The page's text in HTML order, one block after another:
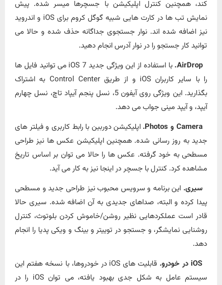
کند، همچنین کنترل اپلیکیشن با جسچرها میسر شده. پیش
نمایش تب ها در کارت هایی شبیه گوگل کروم برای iOS و اندروید
نیز اضافه شده اند. نوار جستجوی جداگانه حذف شده و حالا می
توانید کار جستجو را در نوار آدرس انجام دهید.
AirDrop.
با استفاده از این ویژگی جدید iOS 7 می توانید فایل ها
را با سایر کاربران iOS و از طریق Control Center به اشتراک
بگذارید. این ویژگی روی آیفون 5، نسل پنجم آیپاد تاچ، نسل چهارم
آیپد، و آیپد مینی جواب می دهد.
Camera و Photos.
اپلیکیشن دوربین با رابط کاربری و فیلتر های
جدید به روز رسانی شده. همچنین اپلیکیشن عکس ها نیز طراحی
مسطحی به خود گرفته. عکس ها را حالا می توان بر اساس تاریخ
مشاهده کرد. کنترل با جسچر در اینجا نیز به کار می آید.
سیری. این برنامه و سرویس محبوب نیز طراحی جدید و مسطحی
پیدا کرده و البته، صداهای جدیدی به آن اضافه شده. سیری حالا
قادر است عملکردهایی نظیر روشن/خاموش کردن بلوتوث، کنترل
روشنایی نمایشگر، و جستجو در توییتر و بینگ و ویکی پدیا را انجام
دهد.
iOS در خودرو.
قابلیت های iOS در خودروها، با نسخه هفتم این
سیستم عامل به شکل جدی بهبود یافته، می توان iOS را در